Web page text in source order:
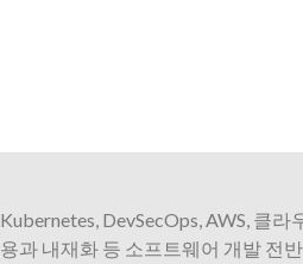
Kubernetes, DevSecOps, AWS, 클라
용과 내재화 등 소프트웨어 개발 전